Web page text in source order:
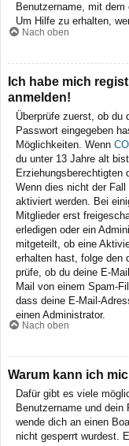
Benutzername, mit
Um Hilfe zu erhalten,
Nach oben
Ich habe mich
anmelden!
Überprüfe zuerst, ob du
Passwort eingegeben
Möglichkeiten. Wenn
du unter 13 Jahre alt
Erziehungsberechtigten
Wenn dies nicht der
aktiviert werden. Bei
Mitglieder erst
erledigen oder ein
mitgeteilt, ob eine
erhalten hast, folge den
prüfe, ob du deine E-
Mail von einem Spam-
dass deine E-Mail-
einen Administrator.
Nach oben
Warum kann ich
Dafür gibt es viele
Benutzername und
wende dich an einen
nicht gesperrt wurdest.